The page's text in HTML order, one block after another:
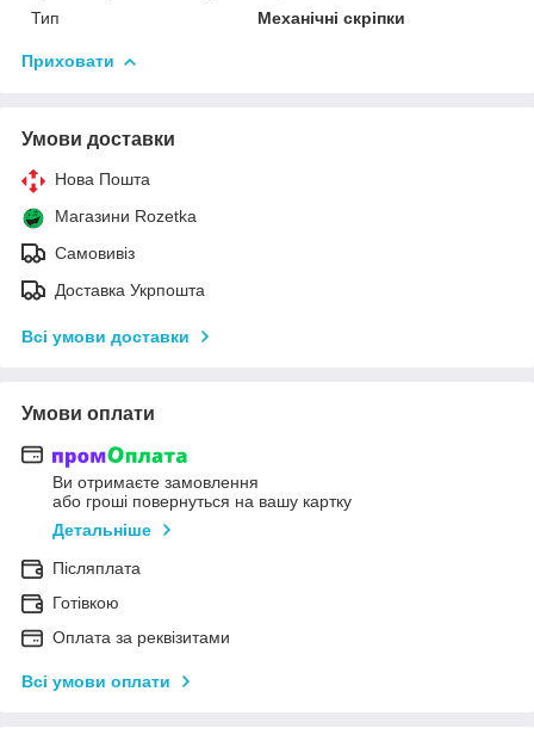
Тип
Механічні скріпки
Приховати
Умови доставки
Нова Пошта
Магазини Rozetka
Самовивіз
Доставка Укрпошта
Всі умови доставки
Умови оплати
Ви отримаєте замовлення
або гроші повернуться на вашу картку
Детальніше
Післяплата
Готівкою
Оплата за реквізитами
Всі умови оплати